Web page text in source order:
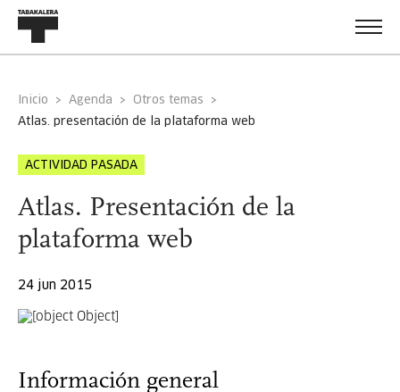
Inicio Agenda
Otros temas
atlas. presentación de la plataforma web
ACTIVIDAD PASADA
Atlas. Presentación de la
plataforma web
24 jun 2015
Información general